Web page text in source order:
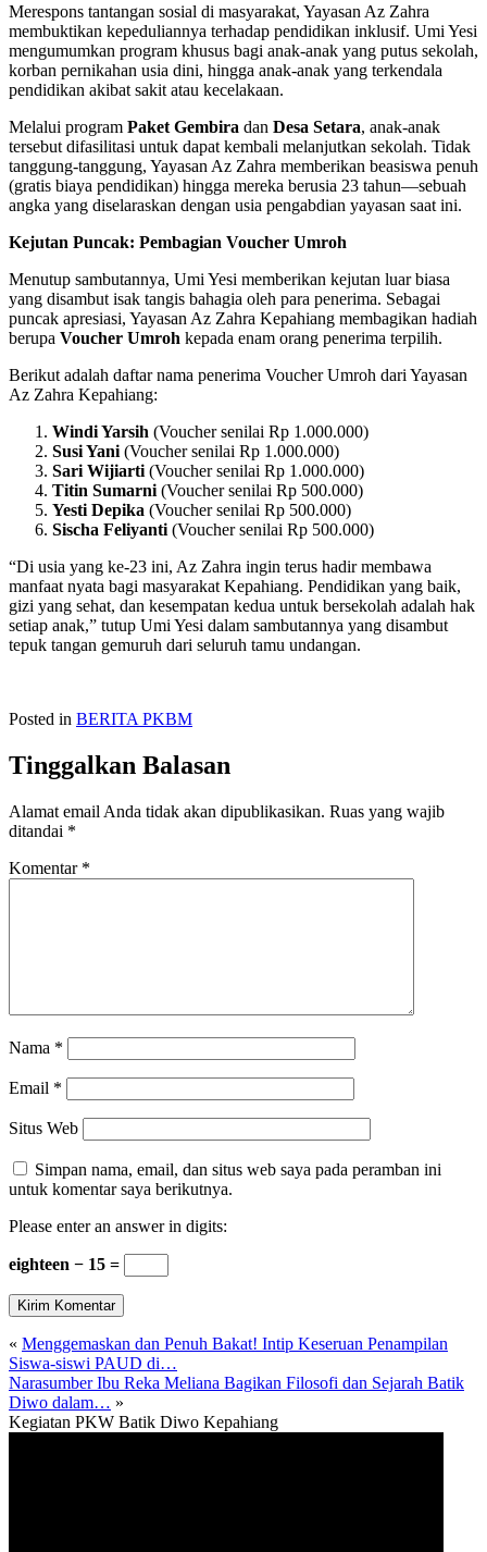
Merespons tantangan sosial di masyarakat, Yayasan Az Zahra
membuktikan kepeduliannya terhadap pendidikan inklusif. Umi Yesi
mengumumkan program khusus bagi anak-anak yang putus sekolah,
korban pernikahan usia dini, hingga anak-anak yang terkendala
pendidikan akibat sakit atau kecelakaan.
Melalui program Paket Gembira dan Desa Setara, anak-anak
tersebut difasilitasi untuk dapat kembali melanjutkan sekolah. Tidak
tanggung-tanggung, Yayasan Az Zahra memberikan beasiswa penuh
(gratis biaya pendidikan) hingga mereka berusia 23 tahun—sebuah
angka yang diselaraskan dengan usia pengabdian yayasan saat ini.
Kejutan Puncak: Pembagian Voucher Umroh
Menutup sambutannya, Umi Yesi memberikan kejutan luar biasa
yang disambut isak tangis bahagia oleh para penerima. Sebagai
puncak apresiasi, Yayasan Az Zahra Kepahiang membagikan hadiah
berupa Voucher Umroh kepada enam orang penerima terpilih.
Berikut adalah daftar nama penerima Voucher Umroh dari Yayasan
Az Zahra Kepahiang:
Windi Yarsih (Voucher senilai Rp 1.000.000)
Susi Yani (Voucher senilai Rp 1.000.000)
Sari Wijiarti (Voucher senilai Rp 1.000.000)
Titin Sumarni (Voucher senilai Rp 500.000)
Yesti Depika (Voucher senilai Rp 500.000)
Sischa Feliyanti (Voucher senilai Rp 500.000)
“Di usia yang ke-23 ini, Az Zahra ingin terus hadir membawa
manfaat nyata bagi masyarakat Kepahiang. Pendidikan yang baik,
gizi yang sehat, dan kesempatan kedua untuk bersekolah adalah hak
setiap anak,” tutup Umi Yesi dalam sambutannya yang disambut
tepuk tangan gemuruh dari seluruh tamu undangan.
Posted in BERITA PKBM
Tinggalkan Balasan
Alamat email Anda tidak akan dipublikasikan. Ruas yang wajib
ditandai *
Komentar *
Nama *
Email *
Situs Web
Simpan nama, email, dan situs web saya pada peramban ini
untuk komentar saya berikutnya.
Please enter an answer in digits:
eighteen − 15 =
« Menggemaskan dan Penuh Bakat! Intip Keseruan Penampilan
Siswa-siswi PAUD di…
Narasumber Ibu Reka Meliana Bagikan Filosofi dan Sejarah Batik
Diwo dalam… »
Kegiatan PKW Batik Diwo Kepahiang